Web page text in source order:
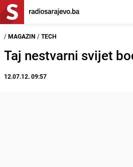
/ MAGAZIN / TECH
Taj nestvarni svijet
12.07.12. 09:57